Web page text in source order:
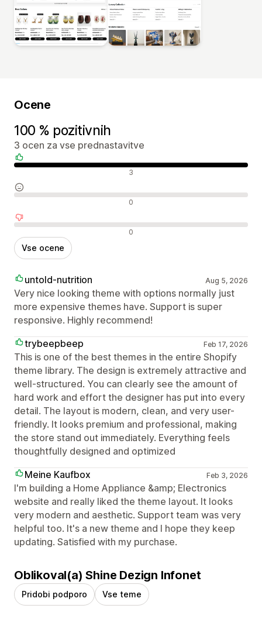
Ocene
100 % pozitivnih
3 ocen za vse prednastavitve
Pozitivne ocene 3
Nevtralne ocene 0
Negativne ocene 0
Vse ocene
untold-nutrition Aug 5, 2026
Very nice looking theme with options normally just
more expensive themes have. Support is super
responsive. Highly recommend!
trybeepbeep
Feb 17, 2026
This is one of the best themes in the entire Shopify
theme library. The design is extremely attractive and
well-structured. You can clearly see the amount of
hard work and effort the designer has put into every
detail. The layout is modern, clean, and very user-
friendly. It looks premium and professional, making
the store stand out immediately. Everything feels
thoughtfully designed and optimized
Meine Kaufbox
Feb 3, 2026
I'm building a Home Appliance &amp; Electronics
website and really liked the theme layout. It looks
very modern and aesthetic. Support team was very
helpful too. It's a new theme and I hope they keep
updating. Satisfied with my purchase.
Oblikoval(a) Shine Dezign Infonet
Pridobi podporo Vse teme